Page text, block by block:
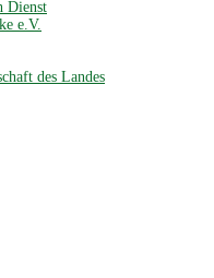
Dienst
e.V.
des Landes